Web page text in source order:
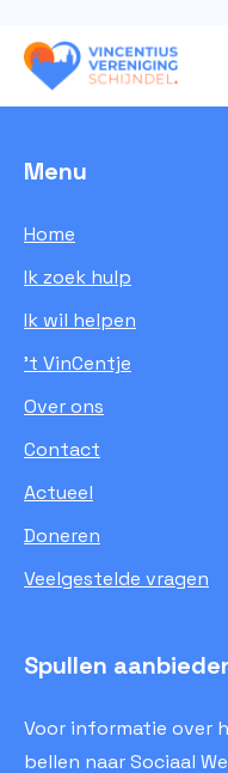
Menu
Home
Ik zoek hulp
Ik wil helpen
’t VinCentje
Over ons
Contact
Actueel
Doneren
Veelgestelde vragen
Spullen
Voor informatie over
bellen naar Sociaal